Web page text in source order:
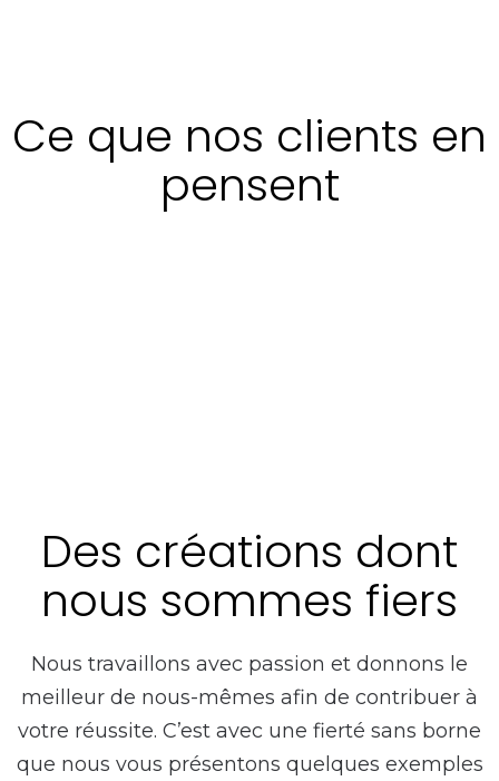
Ce que nos clients en
pensent
Des créations dont
nous sommes fiers
Nous travaillons avec passion et donnons le
meilleur de nous-mêmes afin de contribuer à
votre réussite. C’est avec une fierté sans borne
que nous vous présentons quelques exemples